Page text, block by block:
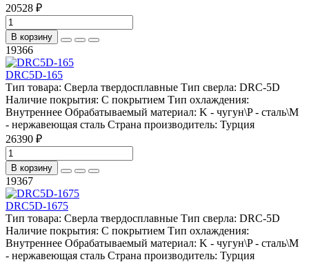
20528 ₽
В корзину
19366
DRC5D-165
Тип товара: Сверла твердосплавные Тип сверла: DRC-5D
Наличие покрытия: С покрытием Тип охлаждения:
Внутреннее Обрабатываемый материал: K - чугун\P - сталь\М
- нержавеющая сталь Страна производитель: Турция
26390 ₽
В корзину
19367
DRC5D-1675
Тип товара: Сверла твердосплавные Тип сверла: DRC-5D
Наличие покрытия: С покрытием Тип охлаждения:
Внутреннее Обрабатываемый материал: K - чугун\P - сталь\М
- нержавеющая сталь Страна производитель: Турция